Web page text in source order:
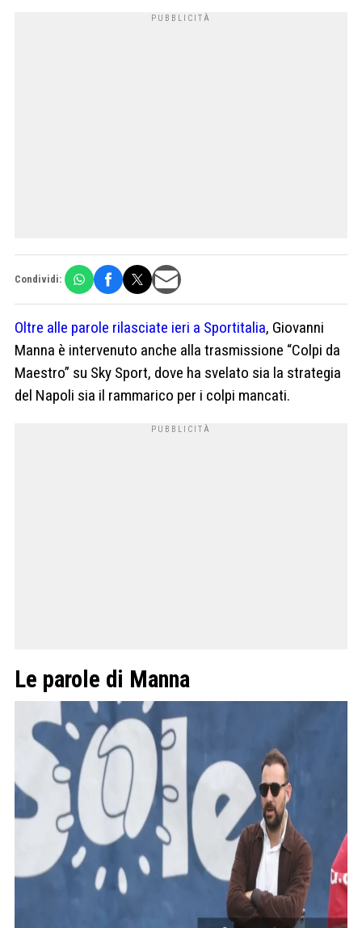
Condividi:
Oltre alle parole rilasciate ieri a Sportitalia, Giovanni
Manna è intervenuto anche alla trasmissione “Colpi da
Maestro” su Sky Sport, dove ha svelato sia la strategia
del Napoli sia il rammarico per i colpi mancati.
Le parole di Manna